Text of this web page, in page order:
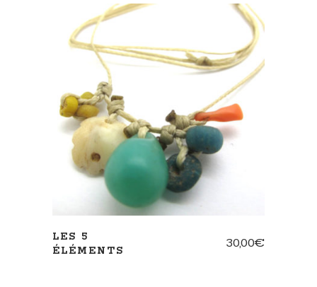
AJOUTER AU PANIER
LES 5
ÉLÉMENTS
30,00€